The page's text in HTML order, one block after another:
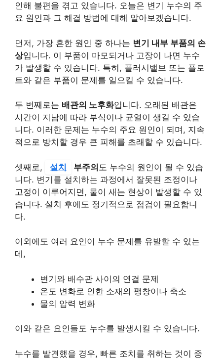
인해 불편을 겪고 있습니다. 오늘은 변기 누수의 주
요 원인과 그 해결 방법에 대해 알아보겠습니다.
먼저, 가장 흔한 원인 중 하나는 변기 내부 부품의 손
상입니다. 이 부품이 마모되거나 고장이 나면 누수
가 발생할 수 있습니다. 특히, 플러시밸브 또는 플로
트와 같은 부품이 문제를 일으킬 수 있습니다.
두 번째로는 배관의 노후화입니다. 오래된 배관은
시간이 지남에 따라 부식이나 균열이 생길 수 있습
니다. 이러한 문제는 누수의 주요 원인이 되며, 지속
적으로 방치할 경우 큰 피해를 초래할 수 있습니다.
셋째로, 설치 부주의 도 누수의 원인이 될 수 있습
니다. 변기를 설치하는 과정에서 잘못된 조정이나
고정이 이루어지면, 물이 새는 현상이 발생할 수 있
습니다. 설치 후에도 정기적으로 점검이 필요합니
다.
이외에도 여러 요인이 누수 문제를 유발할 수 있는
데,
변기와 배수관 사이의 연결 문제
온도 변화로 인한 소재의 팽창이나 축소
물의 압력 변화
이와 같은 요인들도 누수를 발생시킬 수 있습니다.
누수를 발견했을 경우, 빠른 조치를 취하는 것이 중